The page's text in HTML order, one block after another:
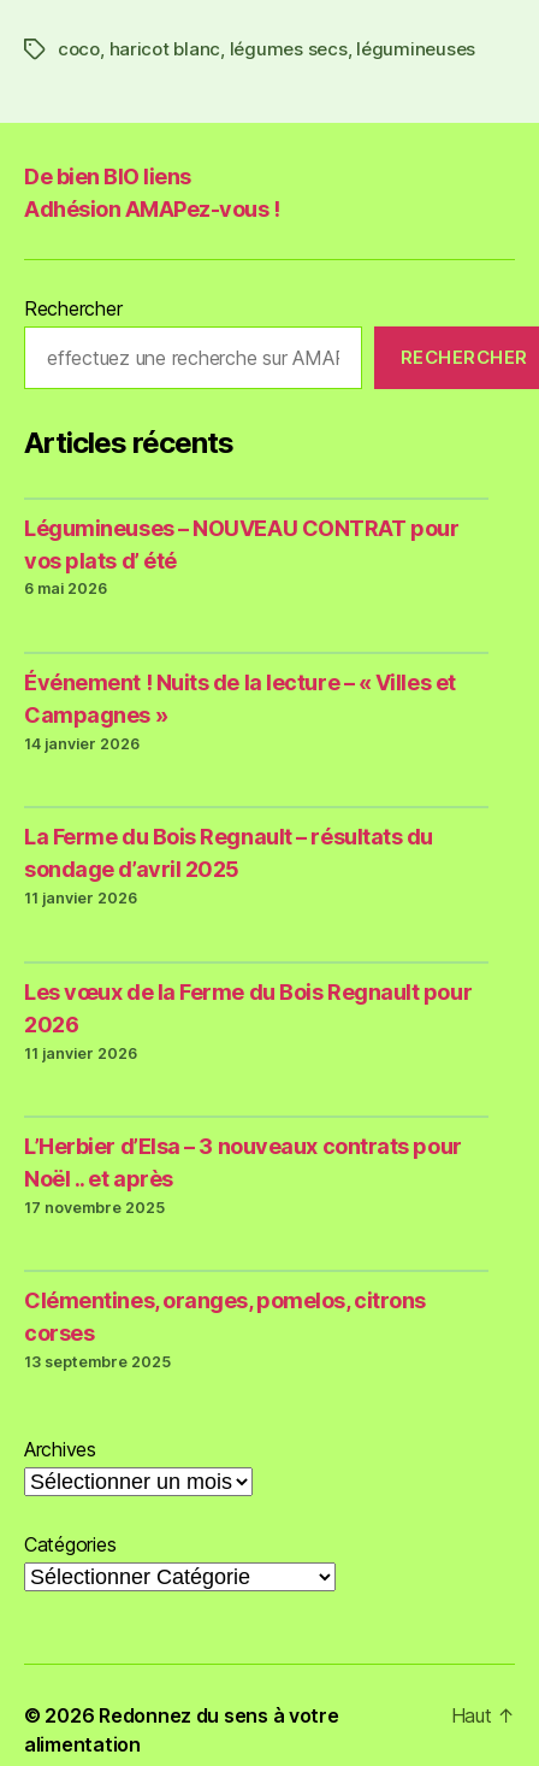
coco haricot blanc légumes secs, légumineuses
De bien BIO liens
Adhésion AMAPez-vous !
Rechercher
RECHERCHER
Articles récents
Légumineuses – NOUVEAU CONTRAT pour
vos plats d’ été
6 mai 2026
Événement ! Nuits de la lecture – « Villes et
Campagnes »
14 janvier 2026
La Ferme du Bois Regnault – résultats du
sondage d’avril 2025
11 janvier 2026
Les vœux de la Ferme du Bois Regnault pour
2026
11 janvier 2026
L’Herbier d’Elsa – 3 nouveaux contrats pour
Noël .. et après
17 novembre 2025
Clémentines, oranges, pomelos, citrons
corses
13 septembre 2025
Archives
Catégories
© 2026 Redonnez du sens à votre
alimentation
Haut ↑